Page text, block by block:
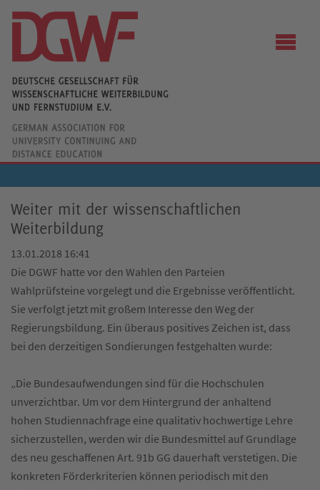
Weiter mit der wissenschaftlichen
Weiterbildung
13.01.2018 16:41
Die DGWF hatte vor den Wahlen den Parteien
Wahlprüfsteine vorgelegt und die Ergebnisse veröffentlicht.
Sie verfolgt jetzt mit großem Interesse den Weg der
Regierungsbildung. Ein überaus positives Zeichen ist, dass
bei den derzeitigen Sondierungen festgehalten wurde:
„Die Bundesaufwendungen sind für die Hochschulen
unverzichtbar. Um vor dem Hintergrund der anhaltend
hohen Studiennachfrage eine qualitativ hochwertige Lehre
sicherzustellen, werden wir die Bundesmittel auf Grundlage
des neu geschaffenen Art. 91b GG dauerhaft verstetigen. Die
konkreten Förderkriterien können periodisch mit den